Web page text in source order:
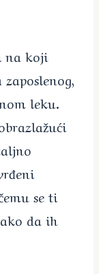
na koji
leku.
se ti
da ih